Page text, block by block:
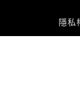
隱私